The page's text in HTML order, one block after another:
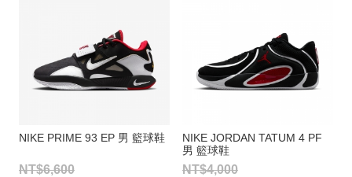
NIKE PRIME 93 EP 男 籃球鞋
NT$6,600
NIKE JORDAN TATUM 4 PF
男 籃球鞋
NT$4,000